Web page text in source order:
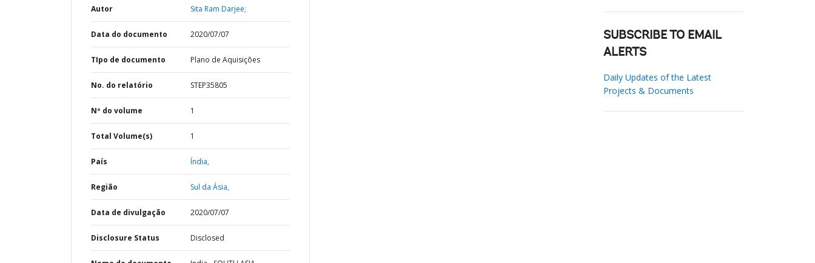
Autor Sita Ram Darjee;
Data do documento 2020/07/07
TIpo de documento Plano de Aquisições
No. do relatório STEP35805
Nº do volume 1
Total Volume(s) 1
País Índia,
Região Sul da Ásia,
Data de divulgação 2020/07/07
Disclosure Status Disclosed
SUBSCRIBE TO EMAIL
ALERTS
Daily Updates of the Latest
Projects & Documents